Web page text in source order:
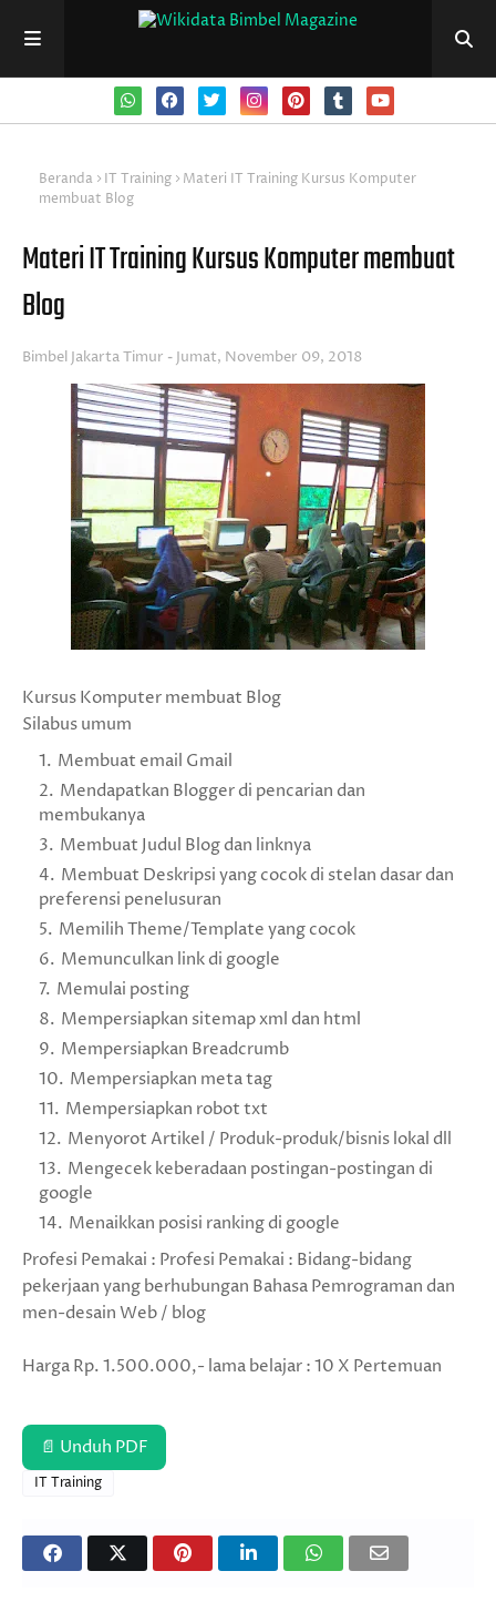
Beranda IT Training
Materi IT Training Kursus Komputer
membuat Blog
Materi IT Training Kursus Komputer membuat
Blog
Bimbel Jakarta Timur Jumat, November 09, 2018
Kursus Komputer membuat Blog
Silabus umum
Membuat email Gmail
Mendapatkan Blogger di pencarian dan
membukanya
Membuat Judul Blog dan linknya
Membuat Deskripsi yang cocok di stelan dasar dan
preferensi penelusuran
Memilih Theme/Template yang cocok
Memunculkan link di google
Memulai posting
Mempersiapkan sitemap xml dan html
Mempersiapkan Breadcrumb
Mempersiapkan meta tag
Mempersiapkan robot txt
Menyorot Artikel / Produk-produk/bisnis lokal dll
Mengecek keberadaan postingan-postingan di
google
Menaikkan posisi ranking di google
Profesi Pemakai : Profesi Pemakai : Bidang-bidang
pekerjaan yang berhubungan Bahasa Pemrograman dan
men-desain Web / blog
Harga Rp. 1.500.000,- lama belajar : 10 X Pertemuan
📄 Unduh PDF
IT Training